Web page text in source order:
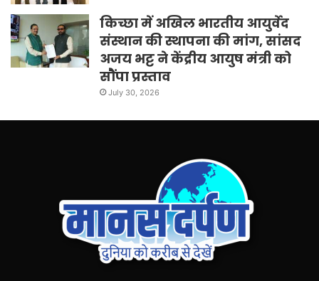
किच्छा में अखिल भारतीय आयुर्वेद
संस्थान की स्थापना की मांग, सांसद
अजय भट्ट ने केंद्रीय आयुष मंत्री को
सौंपा प्रस्ताव
July 30, 2026